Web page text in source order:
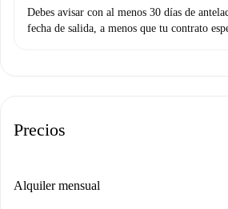
Debes avisar con al menos 30 días de
fecha de salida, a menos que tu contrato
Precios
Alquiler mensual